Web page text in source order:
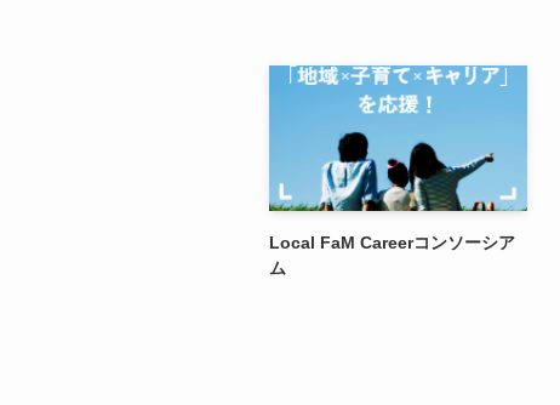
Local FaM Careerコンソーシア
ム